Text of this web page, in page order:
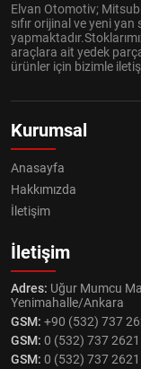
Elvan Otomotiv;
sıfır orijinal ve yeni yan
araçlara ait yedek
ürünler için bizimle
Kurumsal
Anasayfa
Hakkımızda
İletişim
İletişim
Adres: Uğur Mumcu
Yenimahalle/Ankara
GSM: +90 (532) 737
GSM: 0 (532) 737
GSM: 0 (532) 737 2621